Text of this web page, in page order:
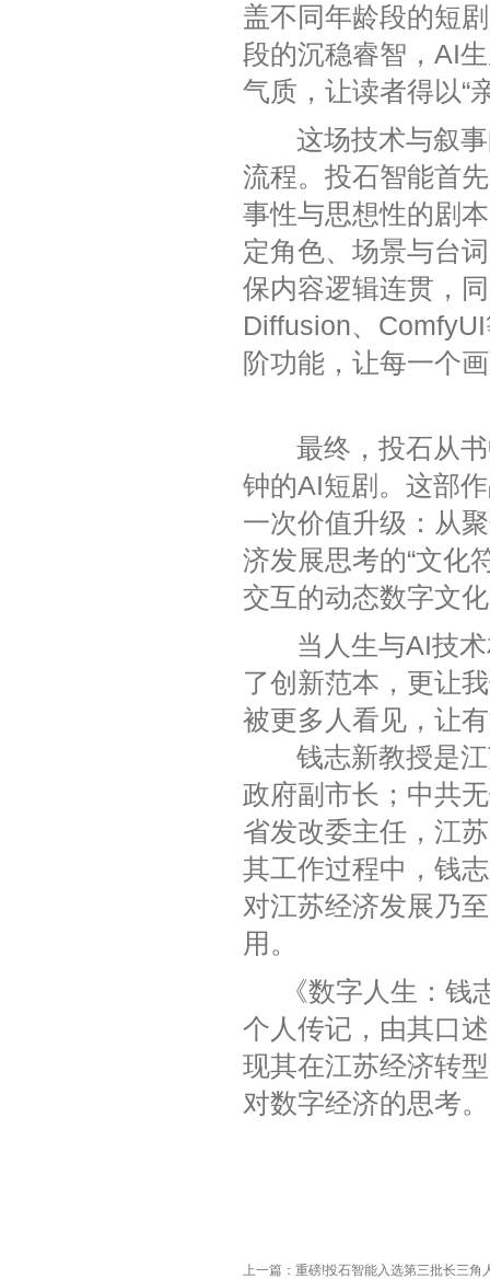
盖不同年龄段的短
段的沉稳睿智，AI
气质，让读者得以“
这场技术与叙事
流程。投石智能首
事性与思想性的剧
定角色、场景与台
保内容逻辑连贯，
Diffusion、
阶功能，让每一个
最终，投石从书
钟的AI短剧。这部
一次价值升级：从
济发展思考的“文化
交互的动态数字文
当人生与AI技术
了创新范本，更让
被更多人看见，让
钱志新教授是江
政府副市长；中共
省发改委主任，江
其工作过程中，钱
对江苏经济发展乃
用。
《数字人生：钱
个人传记，由其口
现其在江苏经济转
对数字经济的思考‌。
上一篇： 重磅!投石智能入选第三批长三角